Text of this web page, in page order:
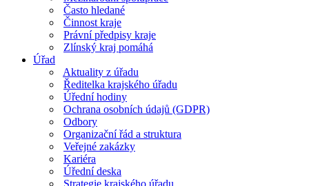
Často hledané
Činnost kraje
Právní předpisy kraje
Zlínský kraj pomáhá
Úřad
Aktuality z úřadu
Ředitelka krajského úřadu
Úřední hodiny
Ochrana osobních údajů (GDPR)
Odbory
Organizační řád a struktura
Veřejné zakázky
Kariéra
Úřední deska
Strategie krajského úřadu